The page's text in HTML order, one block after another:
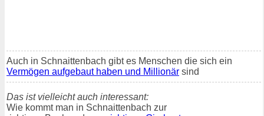
Auch in Schnaittenbach gibt es Menschen die sich ein
Vermögen aufgebaut haben und Millionär sind
Das ist vielleicht auch interessant:
Wie kommt man in Schnaittenbach zur